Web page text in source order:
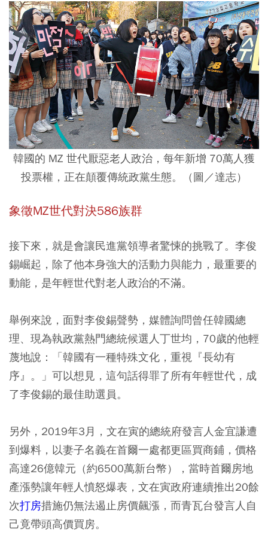
韓國的 MZ 世代厭惡老人政治，每年新增 70萬人獲
投票權，正在顛覆傳統政黨生態。（圖／達志）
象徵MZ世代對決586族群
接下來，就是會讓民進黨領導者驚悚的挑戰了。李俊
錫崛起，除了他本身強大的活動力與能力，最重要的
動能，是年輕世代對老人政治的不滿。
舉例來說，面對李俊錫聲勢，媒體詢問曾任韓國總
理、現為執政黨熱門總統候選人丁世均，70歲的他輕
蔑地說：「韓國有一種特殊文化，重視『長幼有
序』。」可以想見，這句話得罪了所有年輕世代，成
了李俊錫的最佳助選員。
另外，2019年3月，文在寅的總統府發言人金宜謙遭
到爆料，以妻子名義在首爾一處都更區買商鋪，價格
高達26億韓元（約6500萬新台幣），當時首爾房地
產漲勢讓年輕人憤怒爆表，文在寅政府連續推出20餘
次打房措施仍無法遏止房價飆漲，而青瓦台發言人自
己竟帶頭高價買房。